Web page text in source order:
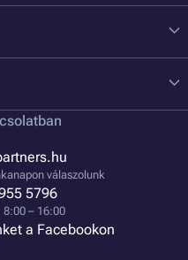
válaszolunk
5796
8:00 – 16:00
a Facebookon